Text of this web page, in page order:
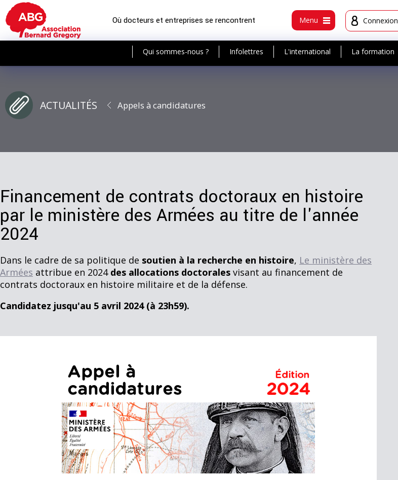
Où docteurs et entreprises se rencontrent Menu Connexion
Qui sommes-nous ? Infolettres L'international La formation
ACTUALITÉS Appels à candidatures
Financement de contrats doctoraux en histoire
par le ministère des Armées au titre de l'année
2024
Dans le cadre de sa politique de soutien à la recherche en histoire, Le ministère des
Armées attribue en 2024 des allocations doctorales visant au financement de
contrats doctoraux en histoire militaire et de la défense.
Candidatez jusqu'au 5 avril 2024 (à 23h59).